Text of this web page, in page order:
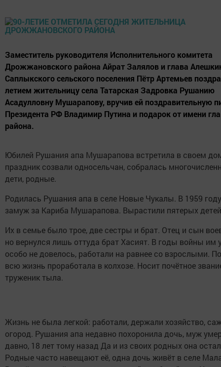
Заместитель руководителя Исполнительного комитета
Дрожжановского района Айрат Залялов и глава
Саплыкского сельского поселения Пётр Артемьев
летием жительницу села Татарская Задровка Рушанию
Асадулловну Мушарапову, вручив ей поздравительную
Президента РФ Владимир Путина и подарок от имени
района.
Юбилей Рушания апа Мушарапова встретила в своем
праздник созвали односельчан, собралась
дети, родные.
Родилась Рушания апа в селе Новые Чукалы. В 1959
замуж за Кариба Мушарапова. Вырастили пятерых
Их в семье было трое, две сестры и брат. Отец и сын
но вернулся лишь оттуда брат Хасият. В годы войны им
особо не довелось, работали на равнее со взрослыми.
всю жизнь проработала в колхозе. Носит почётное
труженик тыла.
Жизнь не была легкой: работали, держали хозяйство,
огород. Рушания апа недавно похоронила дочь, муж
давно, 18 лет тому назад Да и из своих родных она
Родные часто навещают её, одна дочь живёт в селе